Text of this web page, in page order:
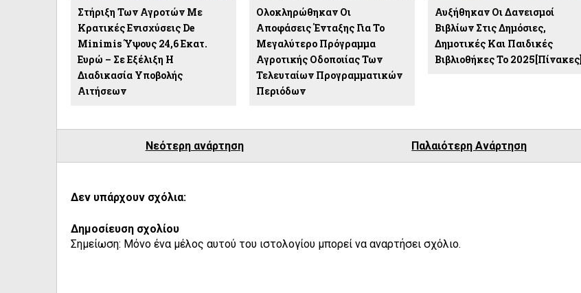
Στήριξη Των Αγροτών Με
Κρατικές Ενισχύσεις De
Minimis Ύψους 24,6 Εκατ.
Ευρώ – Σε Εξέλιξη Η
Διαδικασία Υποβολής
Αιτήσεων
Ολοκληρώθηκαν Οι
Αποφάσεις Ένταξης Για Το
Μεγαλύτερο Πρόγραμμα
Αγροτικής Οδοποιίας Των
Τελευταίων Προγραμματικών
Περιόδων
Αυξήθηκαν Οι Δανεισμοί
Βιβλίων Στις Δημόσιες,
Δημοτικές Και Παιδικές
Βιβλιοθήκες Το 2025[πίνακες]
Νεότερη ανάρτηση Παλαιότερη Ανάρτηση
Δεν υπάρχουν σχόλια:
Δημοσίευση σχολίου
Σημείωση: Μόνο ένα μέλος αυτού του ιστολογίου μπορεί να αναρτήσει σχόλιο.